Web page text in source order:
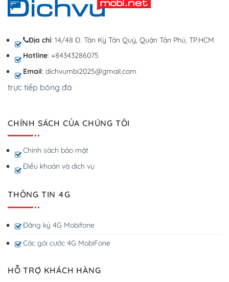
Địa chỉ: 14/48 Đ. Tân Kỳ Tân Quý, Quận Tân Phú, TP.HCM
Hotline: +84343286075
Email: dichvumbi2025@gmail.com
trực tiếp bóng đá
CHÍNH SÁCH CỦA CHÚNG TÔI
Chính sách bảo mật
Điều khoản và dịch vụ
THÔNG TIN 4G
Đăng ký 4G Mobifone
Các gói cước 4G MobiFone
HỖ TRỢ KHÁCH HÀNG